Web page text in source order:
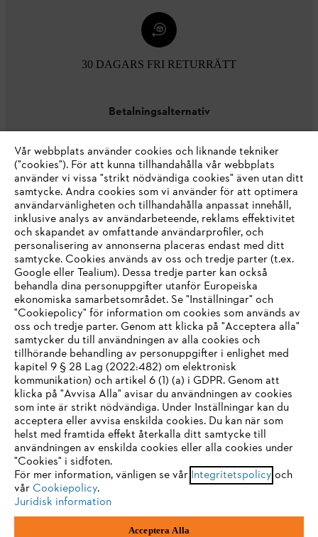
30 DAGARS FRI RETURRÄTT
Betalningsalternativ
Företaget
STIHL FAQ
Service
Allmänna villkor och bestämmelser
Integritetspolicy
Juridisk information
IHR BROWSER WIRD NICHT
UNTERSTÜTZT
Sie nutzen einen Browser, den wir noch nicht unterstützen. Für
eine optimale Nutzung unserer Seite empfehlen wir Ihnen, zu
einem der folgenden Browser zu wechseln:
Firefox Chrome
Vår webbplats använder cookies och liknande tekniker
("cookies"). För att kunna tillhandahålla vår webbplats
använder vi vissa "strikt nödvändiga cookies" även utan ditt
samtycke. Andra cookies som vi använder för att optimera
användarvänligheten och tillhandahålla anpassat innehåll,
inklusive analys av användarbeteende, reklams effektivitet
och skapandet av omfattande användarprofiler, och
personalisering av annonserna placeras endast med ditt
samtycke. Cookies används av oss och tredje parter (t.ex.
Google eller Tealium). Dessa tredje parter kan också
behandla dina personuppgifter utanför Europeiska
ekonomiska samarbetsområdet. Se "Inställningar" och
"Cookiepolicy" för information om cookies som används av
oss och tredje parter. Genom att klicka på "Acceptera alla"
samtycker du till användningen av alla cookies och
tillhörande behandling av personuppgifter i enlighet med
kapitel 9 § 28 Lag (2022:482) om elektronisk
kommunikation) och artikel 6 (1) (a) i GDPR. Genom att
klicka på "Avvisa Alla" avisar du användningen av cookies
som inte är strikt nödvändiga. Under Inställningar kan du
acceptera eller avvisa enskilda cookies. Du kan när som
helst med framtida effekt återkalla ditt samtycke till
användningen av enskilda cookies eller alla cookies under
"Cookies" i sidfoten.
För mer information, vänligen se vår Integritetspolicy och
vår Cookiepolicy.
Juridisk information
Acceptera Alla